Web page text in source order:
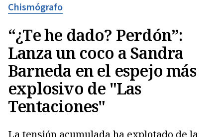
Chismógrafo
“¿Te he dado? Perdón”:
Lanza un coco a Sandra
Barneda en el espejo más
explosivo de "Las
Tentaciones"
La tensión acumulada ha explotado de la